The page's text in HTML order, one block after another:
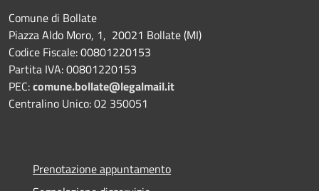
Comune di Bollate
Piazza Aldo Moro, 1, 20021 Bollate (MI)
Codice Fiscale: 00801220153
Partita IVA: 00801220153
PEC:comune.bollate@legalmail.it
Centralino Unico: 02 350051
Prenotazione appuntamento